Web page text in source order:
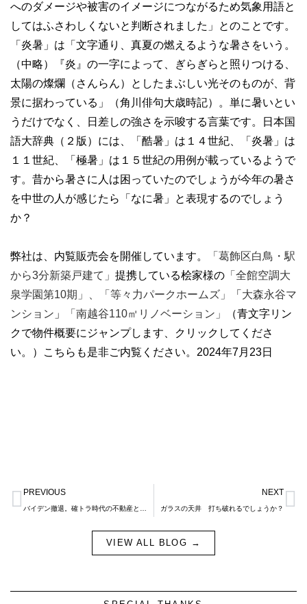
へのダメージや被害のイメージにつながるため気象用語と
してはふさわしくないと判断されました」とのことです。
「炎暑」は「文字通り、真夏の燃えるような暑さをいう。
（中略）『炎』の一字によって、ぎらぎらと照りつける、
太陽の燦爛（さんらん）としたまぶしい光そのものが、背
景に据わっている」（角川俳句大歳時記）。単に暑いとい
うだけでなく、日差しの強さを示唆する言葉です。日本国
語大辞典（２版）には、「酷暑」は１４世紀、「炎暑」は
１１世紀、「極暑」は１５世紀の用例が載っているようで
す。昔から暑さに人は困っていたのでしょうが今年の暑さ
を中世の人が感じたら「なに暑」と表現するのでしょう
か？
弊社は、内覧販売会を開催しています。
「葛飾区白鳥・駅
から3分新築戸建て」 提携している桧家様の 「全館空調大
泉学園第10期」、
「等々力パークホームズ」 「 大森永谷マ
ンション 」 「 南越谷110㎡リノベーション 」
（青文字リン
クで物件概要にジャンプします、クリックしてくださ
い。）こちらも是非ご内覧ください。2024年7月23日
Prev
PREVIOUS NEXT
ガラスの天井 打ち破れるでしょうか？
VIEW ALL BLOG →